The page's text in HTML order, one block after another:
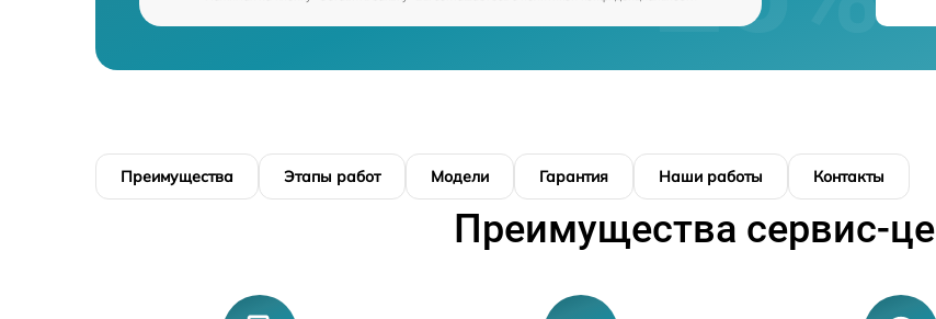
Преимущества Этапы работ Модели Гарантия Наши работы Контакты
Преимущества сервис-